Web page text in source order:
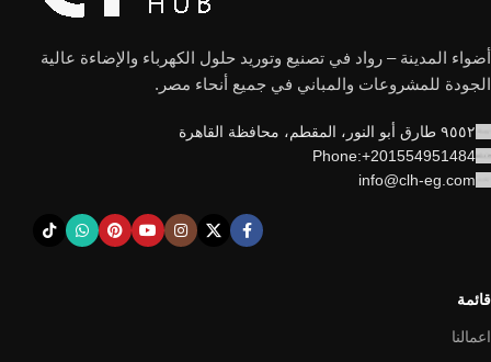
أضواء المدينة – رواد في تصنيع وتوريد حلول الكهرباء والإضاءة عالية
الجودة للمشروعات والمباني في جميع أنحاء مصر.
٩٥٥٢ طارق أبو النور، المقطم، محافظة القاهرة
Phone:+201554951484
info@clh-eg.com
قائمة
اعمالنا